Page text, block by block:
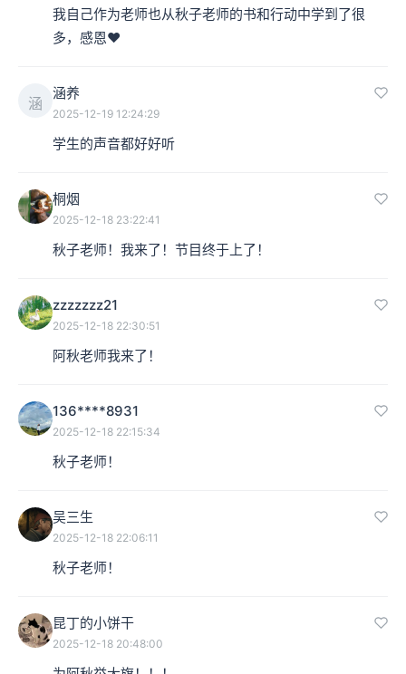
我自己作为老师也从秋子老师的书和行动中学到了很
多，感恩❤️
涵
涵养
2025-12-19 12:24:29
学生的声音都好好听
桐烟
2025-12-18 23:22:41
秋子老师！我来了！节目终于上了！
zzzzzzz21
2025-12-18 22:30:51
阿秋老师我来了！
136****8931
2025-12-18 22:15:34
秋子老师！
吴三生
2025-12-18 22:06:11
秋子老师！
昆丁的小饼干
2025-12-18 20:48:00